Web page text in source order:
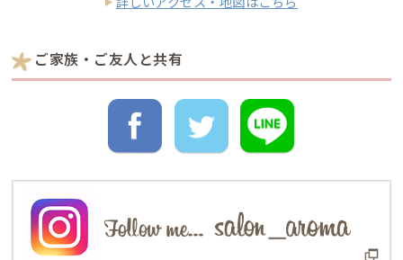
ご家族・ご友人と共有